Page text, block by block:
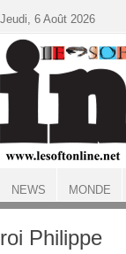
ACCUEIL
roi Philippe
Jeudi, 6 Août 2026
NEWS MONDE